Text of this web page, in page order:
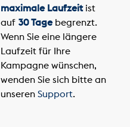
So
maximale Laufzeitist
auf 30 Tagebegrenzt.
Wenn Sie eine längere
Laufzeit für Ihre
Kampagne wünschen,
wenden Sie sich bitte an
unseren Support.